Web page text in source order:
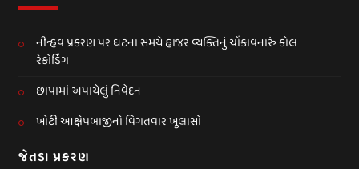
નીન્હવ પ્રકરણ પર ઘટના સમયે હાજર વ્યક્તિનું ચોંકાવનારું કોલ
રેકોર્ડિંગ
છાપામાં અપાયેલું નિવેદન
ખોટી આક્ષેપબાજીનો વિગતવાર ખુલાસો
જેતડા પ્રકરણ